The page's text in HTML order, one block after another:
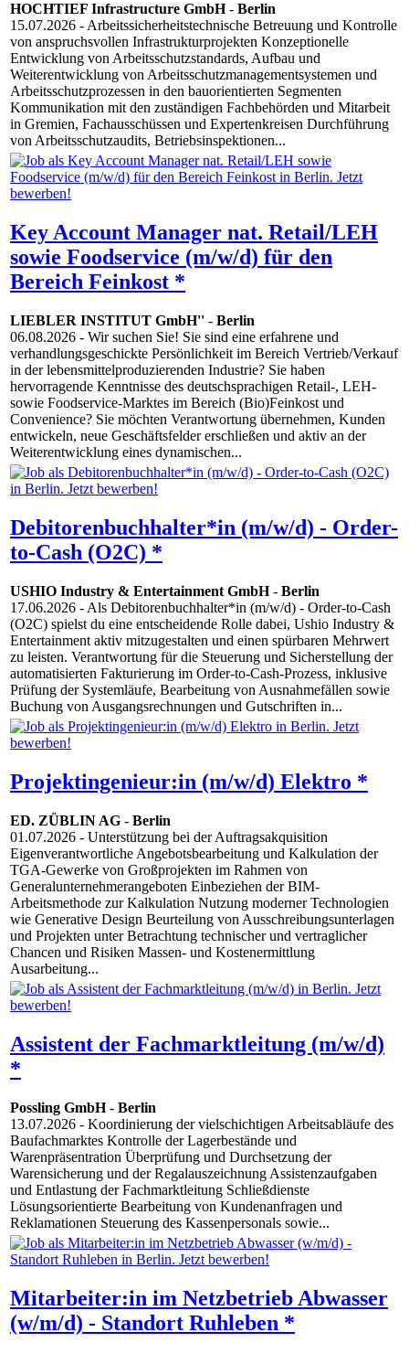
HOCHTIEF Infrastructure GmbH- Berlin
15.07.2026 - Arbeitssicherheitstechnische Betreuung und Kontrolle
von anspruchsvollen Infrastrukturprojekten Konzeptionelle
Entwicklung von Arbeitsschutzstandards, Aufbau und
Weiterentwicklung von Arbeitsschutzmanagementsystemen und
Arbeitsschutzprozessen in den bauorientierten Segmenten
Kommunikation mit den zuständigen Fachbehörden und Mitarbeit
in Gremien, Fachausschüssen und Expertenkreisen Durchführung
von Arbeitsschutzaudits, Betriebsinspektionen...
Key Account Manager nat. Retail/LEH
sowie Foodservice (m/w/d) für den
Bereich Feinkost *
LIEBLER INSTITUT GmbH'' - Berlin
06.08.2026 - Wir suchen Sie! Sie sind eine erfahrene und
verhandlungsgeschickte Persönlichkeit im Bereich Vertrieb/Verkauf
in der lebensmittelproduzierenden Industrie? Sie haben
hervorragende Kenntnisse des deutschsprachigen Retail-, LEH-
sowie Foodservice-Marktes im Bereich (Bio)Feinkost und
Convenience? Sie möchten Verantwortung übernehmen, Kunden
entwickeln, neue Geschäftsfelder erschließen und aktiv an der
Weiterentwicklung eines dynamischen...
Debitorenbuchhalter*in (m/w/d) - Order-
to-Cash (O2C) *
USHIO Industry & Entertainment GmbH- Berlin
17.06.2026 - Als Debitorenbuchhalter*in (m/w/d) - Order-to-Cash
(O2C) spielst du eine entscheidende Rolle dabei, Ushio Industry &
Entertainment aktiv mitzugestalten und einen spürbaren Mehrwert
zu leisten. Verantwortung für die Steuerung und Sicherstellung der
automatisierten Fakturierung im Order-to-Cash-Prozess, inklusive
Prüfung der Systemläufe, Bearbeitung von Ausnahmefällen sowie
Buchung von Ausgangsrechnungen und Gutschriften in...
Projektingenieur:in (m/w/d) Elektro *
ED. ZÜBLIN AG - Berlin
01.07.2026 - Unterstützung bei der Auftragsakquisition
Eigenverantwortliche Angebotsbearbeitung und Kalkulation der
TGA-Gewerke von Großprojekten im Rahmen von
Generalunternehmerangeboten Einbeziehen der BIM-
Arbeitsmethode zur Kalkulation Nutzung moderner Technologien
wie Generative Design Beurteilung von Ausschreibungsunterlagen
und Projekten unter Betrachtung technischer und vertraglicher
Chancen und Risiken Massen- und Kostenermittlung
Ausarbeitung...
Assistent der Fachmarktleitung (m/w/d)
*
Possling GmbH- Berlin
13.07.2026 - Koordinierung der vielschichtigen Arbeitsabläufe des
Baufachmarktes Kontrolle der Lagerbestände und
Warenpräsentration Überprüfung und Durchsetzung der
Warensicherung und der Regalauszeichnung Assistenzaufgaben
und Entlastung der Fachmarktleitung Schließdienste
Lösungsorientierte Bearbeitung von Kundenanfragen und
Reklamationen Steuerung des Kassenpersonals sowie...
Mitarbeiter:in im Netzbetrieb Abwasser
(w/m/d) - Standort Ruhleben *